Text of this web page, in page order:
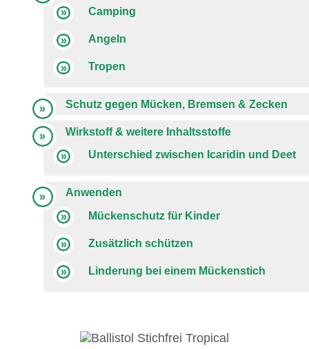
Camping
Angeln
Tropen
Schutz gegen Mücken, Bremsen & Zecken
Wirkstoff & weitere Inhaltsstoffe
Unterschied zwischen Icaridin und Deet
Anwenden
Mückenschutz für Kinder
Zusätzlich schützen
Linderung bei einem Mückenstich